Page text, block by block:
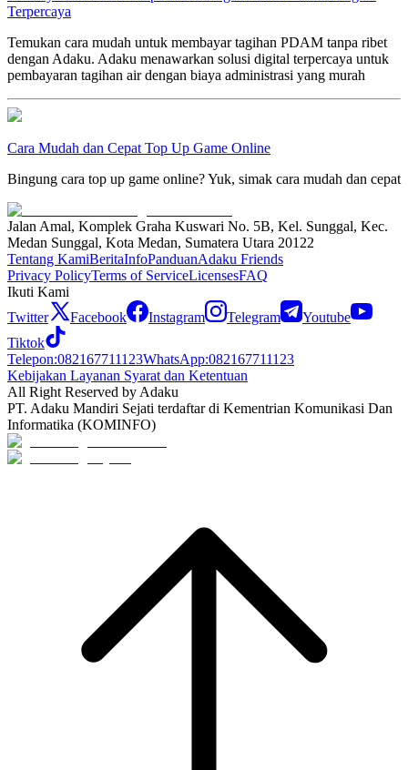
Terpercaya
Temukan cara mudah untuk membayar tagihan PDAM tanpa ribet
dengan Adaku. Adaku menawarkan solusi digital terpercaya untuk
pembayaran tagihan air dengan biaya administrasi yang murah
Cara Mudah dan Cepat Top Up Game Online
Bingung cara top up game online? Yuk, simak cara mudah dan cepat
Jalan Amal, Komplek Graha Kuswari No. 5B, Kel. Sunggal, Kec.
Medan Sunggal, Kota Medan, Sumatera Utara 20122
Tentang KamiBeritaInfoPanduanAdaku Friends
Privacy PolicyTerms of ServiceLicensesFAQ
Ikuti Kami
Twitter
Facebook Instagram Telegram
Youtube
Tiktok
Telepon:082167711123WhatsApp:082167711123
Kebijakan Layanan Syarat dan Ketentuan
All Right Reserved by Adaku
PT. Adaku Mandiri Sejati terdaftar di Kementrian Komunikasi Dan
Informatika (KOMINFO)